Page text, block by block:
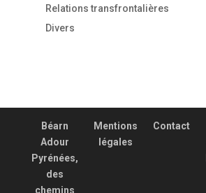
Relations transfrontalières
Divers
Béarn
Adour
Pyrénées,
des
chemins
Mentions
légales
Contact